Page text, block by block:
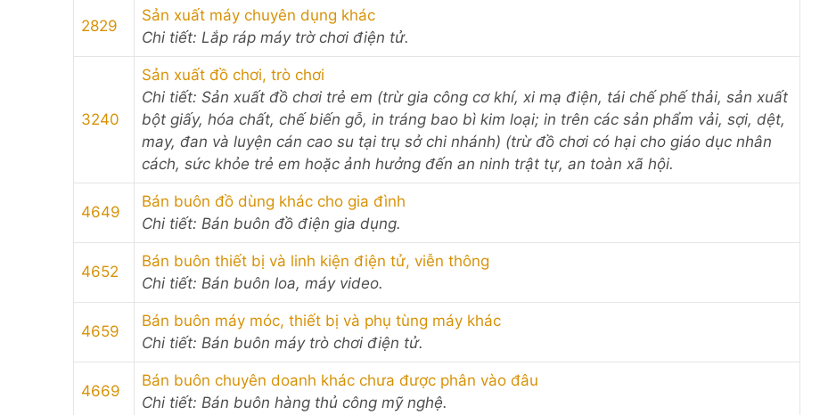
2829
Sản xuất máy chuyên dụng khác
Chi tiết: Lắp ráp máy trờ chơi điện tử.
3240
Sản xuất đồ chơi, trò chơi
Chi tiết: Sản xuất đồ chơi trẻ em (trừ gia công cơ khí, xi mạ điện, tái chế phế thải, sản xuất
bột giấy, hóa chất, chế biến gỗ, in tráng bao bì kim loại; in trên các sản phẩm vải, sợi, dệt,
may, đan và luyện cán cao su tại trụ sở chi nhánh) (trừ đồ chơi có hại cho giáo dục nhân
cách, sức khỏe trẻ em hoặc ảnh hưởng đến an ninh trật tự, an toàn xã hội.
4649
Bán buôn đồ dùng khác cho gia đình
Chi tiết: Bán buôn đồ điện gia dụng.
4652
Bán buôn thiết bị và linh kiện điện tử, viễn thông
Chi tiết: Bán buôn loa, máy video.
4659
Bán buôn máy móc, thiết bị và phụ tùng máy khác
Chi tiết: Bán buôn máy trò chơi điện tử.
4669
Bán buôn chuyên doanh khác chưa được phân vào đâu
Chi tiết: Bán buôn hàng thủ công mỹ nghệ.